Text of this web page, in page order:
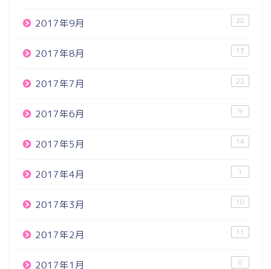
2017年9月 20
2017年8月 13
2017年7月 22
2017年6月 9
2017年5月 14
2017年4月 1
2017年3月 10
2017年2月 11
2017年1月 8